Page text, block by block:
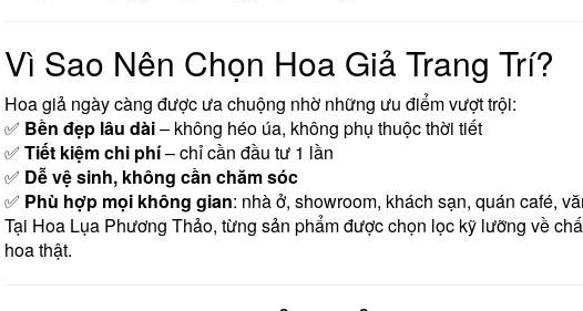
Vì Sao Nên Chọn Hoa Giả Trang Trí?
Hoa giả ngày càng được ưa chuộng nhờ những ưu điểm vượt trội:
✅ Bền đẹp lâu dài– không héo úa, không phụ thuộc thời tiết
✅ Tiết kiệm chi phí– chỉ cần đầu tư 1 lần
✅ Dễ vệ sinh, không cần chăm sóc
✅ Phù hợp mọi không gian: nhà ở, showroom, khách sạn, quán café,
Tại Hoa Lụa Phương Thảo, từng sản phẩm được chọn lọc kỹ lưỡng về
hoa thật.